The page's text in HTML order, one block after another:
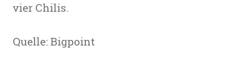
vier Chilis.
Quelle: Bigpoint